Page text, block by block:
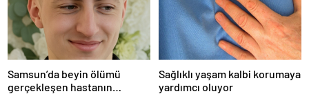
Samsun’da beyin ölümü
gerçekleşen hastanın
Sağlıklı yaşam kalbi korumaya
yardımcı oluyor